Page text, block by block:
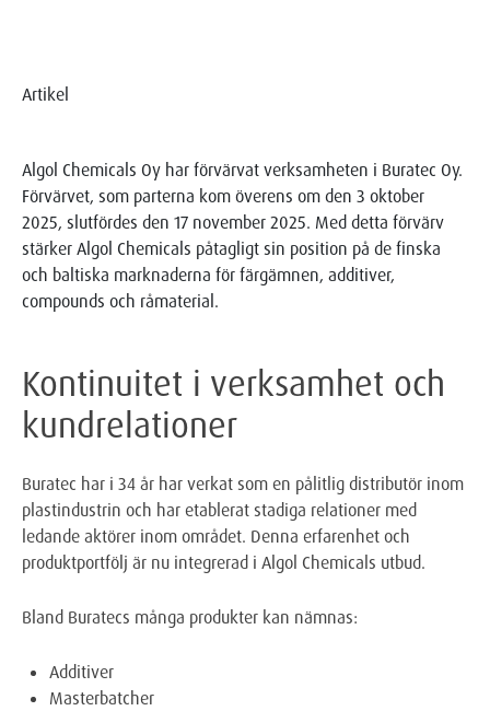
Artikel
Algol Chemicals Oy har förvärvat verksamheten i Buratec Oy.
Förvärvet, som parterna kom överens om den 3 oktober
2025, slutfördes den 17 november 2025. Med detta förvärv
stärker Algol Chemicals påtagligt sin position på de finska
och baltiska marknaderna för färgämnen, additiver,
compounds och råmaterial.
Kontinuitet i verksamhet och
kundrelationer
Buratec har i 34 år har verkat som en pålitlig distributör inom
plastindustrin och har etablerat stadiga relationer med
ledande aktörer inom området. Denna erfarenhet och
produktportfölj är nu integrerad i Algol Chemicals utbud.
Bland Buratecs många produkter kan nämnas:
Additiver
Masterbatcher